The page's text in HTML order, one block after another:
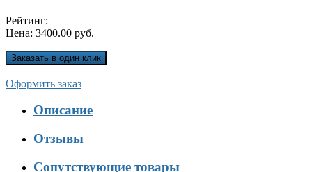
Рейтинг:
Цена: 3400.00 руб.
Оформить заказ
Описание
Отзывы
Сопутствующие товары